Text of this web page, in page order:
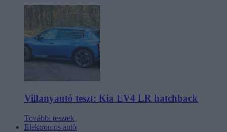
Villanyautó teszt: Kia EV4 LR hatchback
További tesztek
Elektromos autó